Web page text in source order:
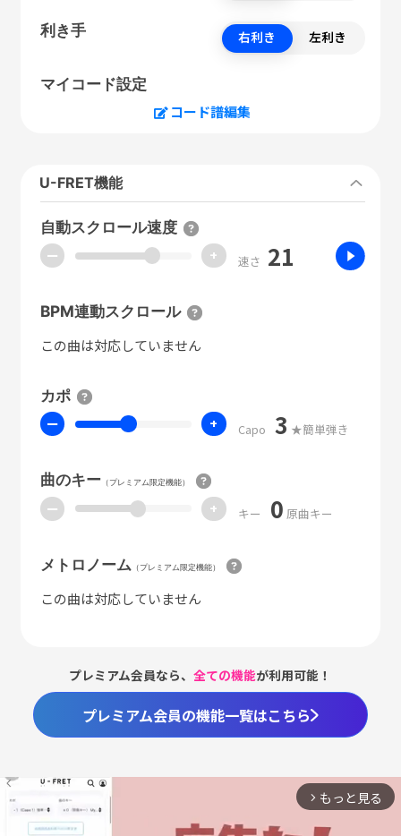
利き手 右利き 左利き
マイコード設定
コード譜編集
U-FRET機能
自動スクロール速度
ー + 速さ 21
BPM連動スクロール
この曲は対応していません
カポ
ー + Capo 3 ★簡単弾き
曲のキー（プレミアム限定機能）
ー + キー 0 原曲キー
メトロノーム （プレミアム限定機能）
この曲は対応していません
プレミアム会員なら、全ての機能が利用可能！
プレミアム会員の機能一覧はこちら
arrow_forward_ios もっと見る